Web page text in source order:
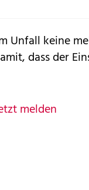
Unfall keine
dass der
melden